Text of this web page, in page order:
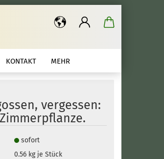
KONTAKT MEHR
vergessen:
sofort
0.56kg je Stück